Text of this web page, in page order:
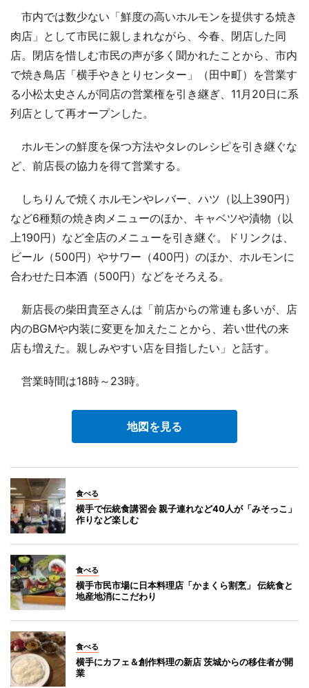
市内では数少ない「鮮度の高いホルモンを提供する焼き
肉店」として市民に親しまれながら、今春、閉店した同
店。閉店を惜しむ市民の声が多く聞かれたことから、市内
で焼き鳥店「横手やきとりセンター」（田中町）を営業す
る小松太史さんが同店の営業権を引き継ぎ、11月20日に系
列店として再オープンした。
ホルモンの鮮度を保つ方法やタレのレシピを引き継ぐな
ど、前店長の協力を得て営業する。
しちりんで焼くホルモンやレバー、ハツ（以上390円）
など6種類の焼き肉メニューのほか、キャベツや漬物（以
上190円）など全店のメニューを引き継ぐ。ドリンクは、
ビール（500円）やサワー（400円）のほか、ホルモンに
合わせた日本酒（500円）などをそろえる。
新店長の柴田貴至さんは「前店からの常連も多いが、店
内のBGMや内装に変更を加えたことから、若い世代の来
店も増えた。親しみやすい店を目指したい」と話す。
営業時間は18時～23時。
地図を見る
食べる
横手で伝統食講習会 親子連れなど40人が「みそっこ」
作りなど楽しむ
食べる
横手市民市場に日本料理店「かまくら割烹」 伝統食と
地産地消にこだわり
食べる
横手にカフェ＆創作料理の新店 茨城からの移住者が開
業